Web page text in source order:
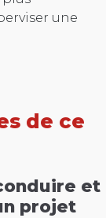
une
de ce
et
projet